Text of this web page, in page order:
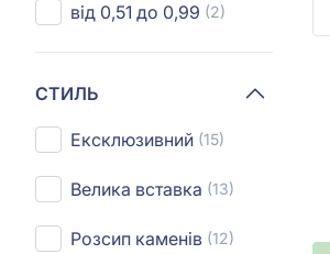
від 0,51 до 0,99 (2)
СТИЛЬ
Ексклюзивний (15)
Велика вставка (13)
Розсип каменів (12)